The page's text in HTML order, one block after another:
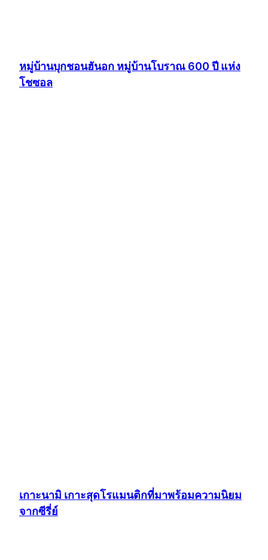
หมู่บ้านบุกชอนฮันอก หมู่บ้านโบราณ 600 ปี แห่ง
โชซอล
เกาะนามิ เกาะสุดโรแมนติกที่มาพร้อมความนิยม
จากซีรี่ย์